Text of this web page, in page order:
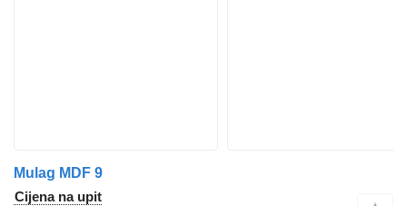
Mulag MDF 9
Cijena na upit